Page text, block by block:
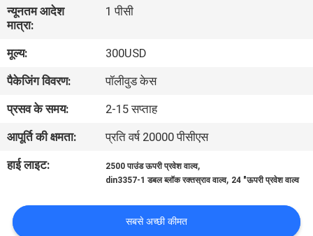
कारखाने
दौरा
गुणवत्ता
नियंत्रण
संपर्क
करें
न्यूनतम आदेश
मात्रा:
1 पीसी
मूल्य:
300USD
पैकेजिंग विवरण:
पॉलीवुड केस
प्रसव के समय:
2-15 सप्ताह
आपूर्ति की क्षमता:
प्रति वर्ष 20000 पीसीएस
हाई लाइट:
2500 पाउंड ऊपरी प्रवेश वाल्व,
din3357-1 डबल ब्लॉक रक्तस्राव वाल्व, 24 "ऊपरी प्रवेश वाल्व
सबसे अच्छी कीमत